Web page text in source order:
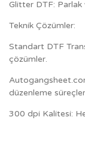
Glitter DTF: Parlak
Teknik Çözümler:
Standart DTF
çözümler.
düzenleme
300 dpi Kalitesi: